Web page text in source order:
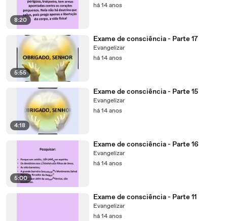
8:20
há 14 anos
5:55
Exame de consciência - Parte 17
Evangelizar
há 14 anos
4:18
Exame de consciência - Parte 15
Evangelizar
há 14 anos
5:00
Exame de consciência - Parte 16
Evangelizar
há 14 anos
Exame de consciência - Parte 11
Evangelizar
há 14 anos